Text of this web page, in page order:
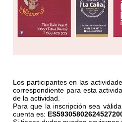
Los participantes en las
correspondiente para esta
de la actividad.
Para que la inscripción sea
cuenta es: